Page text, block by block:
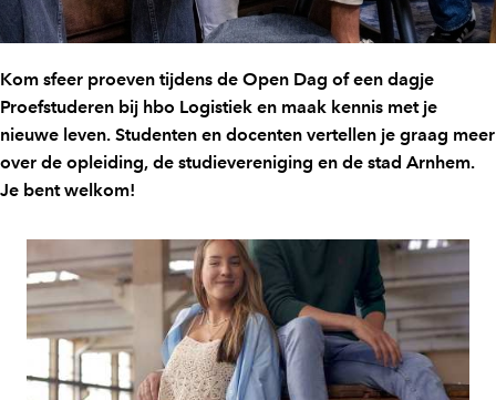
Kom sfeer proeven tijdens de Open Dag of een dagje
Proefstuderen bij hbo Logistiek en maak kennis met je
nieuwe leven. Studenten en docenten vertellen je graag meer
over de opleiding, de studievereniging en de stad Arnhem.
Je bent welkom!